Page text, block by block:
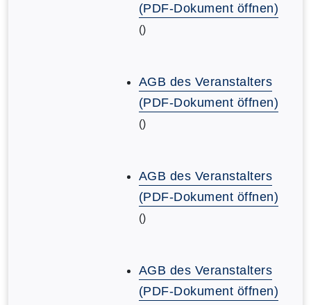
(PDF-Dokument öffnen)
()
AGB des Veranstalters
(PDF-Dokument öffnen)
()
AGB des Veranstalters
(PDF-Dokument öffnen)
()
AGB des Veranstalters
(PDF-Dokument öffnen)